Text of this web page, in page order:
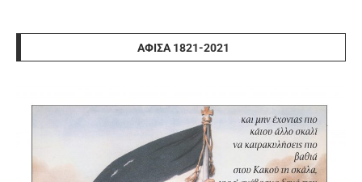
ΑΦΊΣΑ 1821-2021